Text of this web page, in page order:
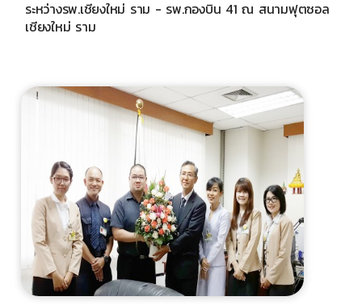
ระหว่างรพ.เชียงใหม่ ราม - รพ.กองบิน 41 ณ สนามฟุตซอล
เชียงใหม่ ราม